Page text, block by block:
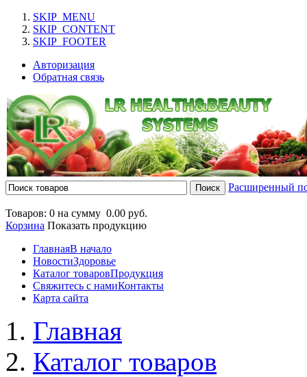
SKIP_MENU
SKIP_CONTENT
SKIP_FOOTER
Авторизация
Обратная связь
Расширенный
Товаров: 0 на сумму 0.00 руб.
Корзина Показать продукцию
ГлавнаяВ начало
НовостиЗдоровье
Каталог товаровПродукция
Свяжитесь с намиКонтакты
Карта сайта
Главная
Каталог товаров